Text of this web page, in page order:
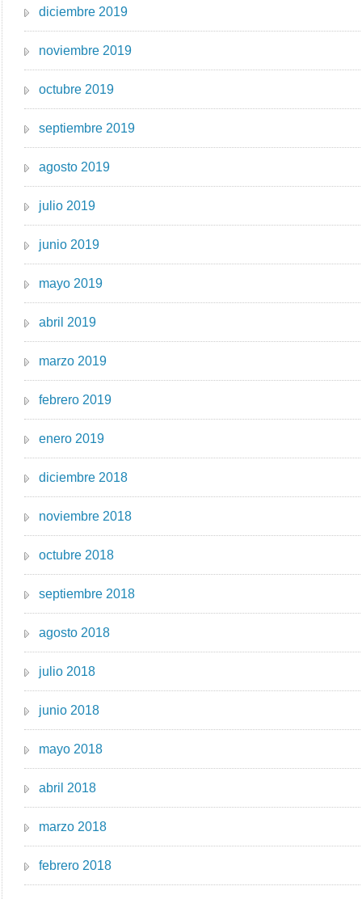
diciembre 2019
noviembre 2019
octubre 2019
septiembre 2019
agosto 2019
julio 2019
junio 2019
mayo 2019
abril 2019
marzo 2019
febrero 2019
enero 2019
diciembre 2018
noviembre 2018
octubre 2018
septiembre 2018
agosto 2018
julio 2018
junio 2018
mayo 2018
abril 2018
marzo 2018
febrero 2018